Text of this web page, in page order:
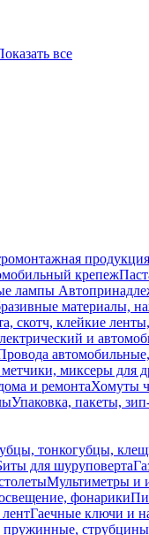
все
продукция
крепеж
лампы
материалы,
скотч, клейкие
и
миксеры для
и ремонтаХомуты
Упаковка, пакеты,
тонкогубцы,
для шуруповерта
Мультиметры и
фонарики
Гаечные ключи и
струбцины